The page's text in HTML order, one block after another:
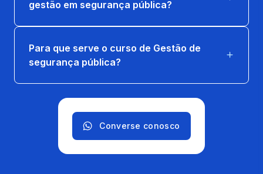
36 horas
PÚBLICA
gestão em segurança pública?
Para que serve o curso de Gestão de
segurança pública?
Converse conosco